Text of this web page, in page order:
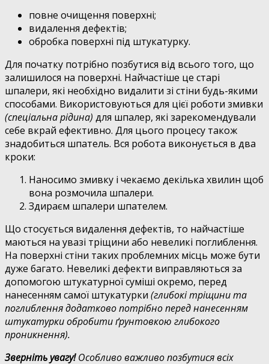
повне очищення поверхні;
видалення дефектів;
обробка поверхні під штукатурку.
Для початку потрібно позбутися від всього того, що
залишилося на поверхні. Найчастіше це старі
шпалери, які необхідно видалити зі стіни будь-якими
способами. Використовуються для цієї роботи змивки
(спеціальна рідина) для шпалер, які зарекомендували
себе вкрай ефективно. Для цього процесу також
знадобиться шпатель. Вся робота виконується в два
кроки:
Наносимо змивку і чекаємо декілька хвилин щоб
вона розмочила шпалери.
Здираєм шпалери шпателем.
Що стосується видалення дефектів, то найчастіше
маються на увазі тріщини або невеликі поглиблення.
На поверхні стіни таких проблемних місць може бути
дуже багато. Невеликі дефекти виправляються за
допомогою штукатурної суміші окремо, перед
нанесенням самої штукатурки (глибокі тріщини та
поглиблення додатково потрібно перед нанесенням
штукатурки обробити ґрунтовкою глибокого
проникнення).
Зверніть увагу!Особливо важливо позбутися всіх